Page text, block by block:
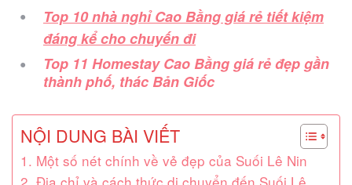
Top 10 nhà nghỉ Cao Bằng giá rẻ tiết kiệm
đáng kể cho chuyến đi
Top 11 Homestay Cao Bằng giá rẻ đẹp gần
thành phố, thác Bản Giốc
NỘI DUNG BÀI VIẾT
1. Một số nét chính về vẻ đẹp của Suối Lê Nin